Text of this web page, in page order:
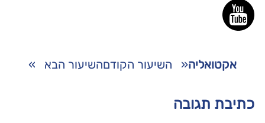
אקטואליה« השיעור הקודםהשיעור הבא »
כתיבת תגובה